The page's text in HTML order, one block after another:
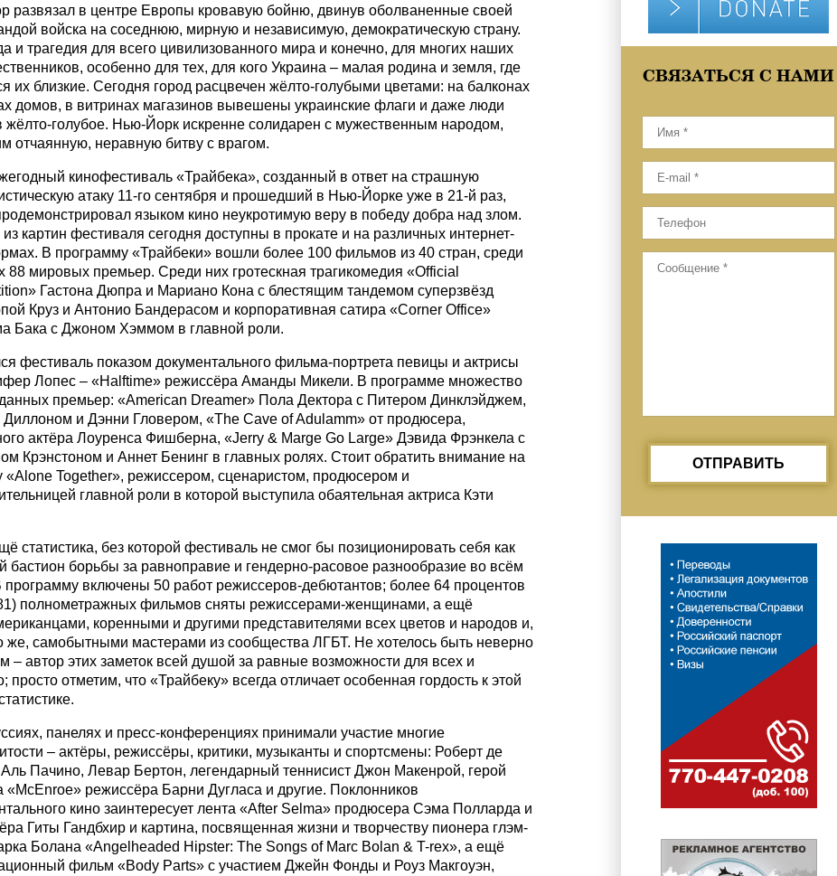
развязал в центре Европы кровавую бойню, двинув оболваненные своей
войска на соседнюю, мирную и независимую, демократическую страну.
и трагедия для всего цивилизованного мира и конечно, для многих наших
особенно для тех, для кого Украина – малая родина и земля, где
их близкие. Сегодня город расцвечен жёлто-голубыми цветами: на балконах
домов, в витринах магазинов вывешены украинские флаги и даже люди
жёлто-голубое. Нью-Йорк искренне солидарен с мужественным народом,
отчаянную, неравную битву с врагом.
кинофестиваль «Трайбека», созданный в ответ на страшную
атаку 11-го сентября и прошедший в Нью-Йорке уже в 21-й раз,
языком кино неукротимую веру в победу добра над злом.
картин фестиваля сегодня доступны в прокате и на различных интернет-
В программу «Трайбеки» вошли более 100 фильмов из 40 стран, среди
88 мировых премьер. Среди них гротескная трагикомедия «Official
Гастона Дюпра и Мариано Кона с блестящим тандемом суперзвёзд
Круз и Антонио Бандерасом и корпоративная сатира «Corner Office»
Бака с Джоном Хэммом в главной роли.
фестиваль показом документального фильма-портрета певицы и актрисы
Лопес – «Halftime» режиссёра Аманды Микели. В программе множество
премьер: «American Dreamer» Пола Дектора с Питером Динклэйджем,
Диллоном и Дэнни Гловером, «The Cave of Adulamm» от продюсера,
актёра Лоуренса Фишберна, «Jerry & Marge Go Large» Дэвида Фрэнкела с
Крэнстоном и Аннет Бенинг в главных ролях. Стоит обратить внимание на
«Alone Together», режиссером, сценаристом, продюсером и
главной роли в которой выступила обаятельная актриса Кэти
статистика, без которой фестиваль не смог бы позиционировать себя как
бастион борьбы за равноправие и гендерно-расовое разнообразие во всём
программу включены 50 работ режиссеров-дебютантов; более 64 процентов
полнометражных фильмов сняты режиссерами-женщинами, а ещё
коренными и другими представителями всех цветов и народов и,
же, самобытными мастерами из сообщества ЛГБТ. Не хотелось быть неверно
– автор этих заметок всей душой за равные возможности для всех и
просто отметим, что «Трайбеку» всегда отличает особенная гордость к этой
панелях и пресс-конференциях принимали участие многие
– актёры, режиссёры, критики, музыканты и спортсмены: Роберт де
Пачино, Левар Бертон, легендарный теннисист Джон Макенрой, герой
режиссёра Барни Дугласа и другие. Поклонников
кино заинтересует лента «After Selma» продюсера Сэма Полларда и
Гиты Гандбхир и картина, посвященная жизни и творчеству пионера глэм-
Болана «Angelheaded Hipster: The Songs of Marc Bolan & T-rex», а ещё
фильм «Body Parts» с участием Джейн Фонды и Роуз Макгоуэн,
СВЯЗАТЬСЯ С НАМИ
ОТПРАВИТЬ